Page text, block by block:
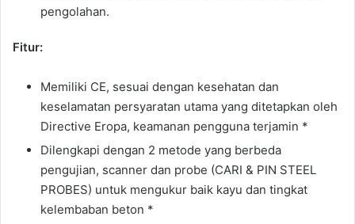
pengolahan.
Fitur:
Memiliki CE, sesuai dengan kesehatan dan
keselamatan persyaratan utama yang ditetapkan oleh
Directive Eropa, keamanan pengguna terjamin *
Dilengkapi dengan 2 metode yang berbeda
pengujian, scanner dan probe (CARI & PIN STEEL
PROBES) untuk mengukur baik kayu dan tingkat
kelembaban beton *